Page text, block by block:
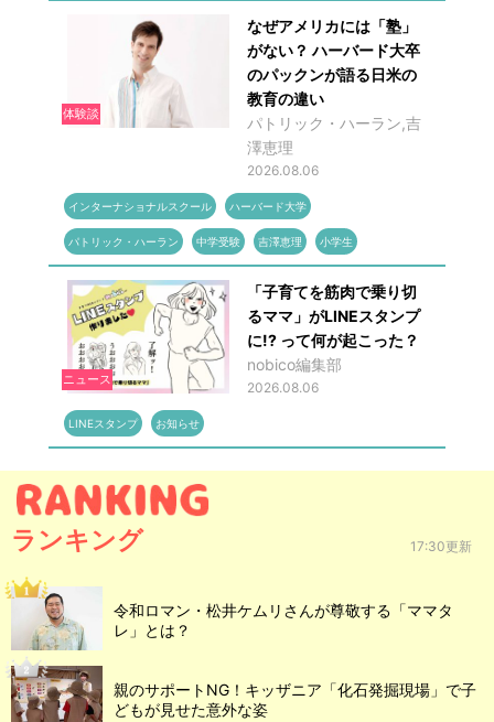
体験談
なぜアメリカには「塾」
がない？ ハーバード大卒
のパックンが語る日米の
教育の違い
パトリック・ハーラン,吉
澤恵理
2026.08.06
インターナショナルスクール ハーバード大学
パトリック・ハーラン 中学受験 吉澤恵理 小学生
ニュース
「子育てを筋肉で乗り切
るママ」がLINEスタンプ
に!? って何が起こった？
nobico編集部
2026.08.06
LINEスタンプ お知らせ
ランキング 17:30更新
令和ロマン・松井ケムリさんが尊敬する「ママタ
レ」とは？
親のサポートNG！キッザニア「化石発掘現場」で子
どもが見せた意外な姿